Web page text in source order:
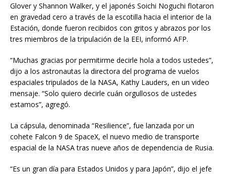
Glover y Shannon Walker, y el japonés Soichi Noguchi flotaron
en gravedad cero a través de la escotilla hacia el interior de la
Estación, donde fueron recibidos con gritos y abrazos por los
tres miembros de la tripulación de la EEI, informó AFP.
“Muchas gracias por permitirme decirle hola a todos ustedes”,
dijo a los astronautas la directora del programa de vuelos
espaciales tripulados de la NASA, Kathy Lauders, en un video
mensaje. “Solo quiero decirle cuán orgullosos de ustedes
estamos”, agregó.
La cápsula, denominada “Resilience”, fue lanzada por un
cohete Falcon 9 de SpaceX, el nuevo medio de transporte
espacial de la NASA tras nueve años de dependencia de Rusia.
“Es un gran día para Estados Unidos y para Japón”, dijo el jefe